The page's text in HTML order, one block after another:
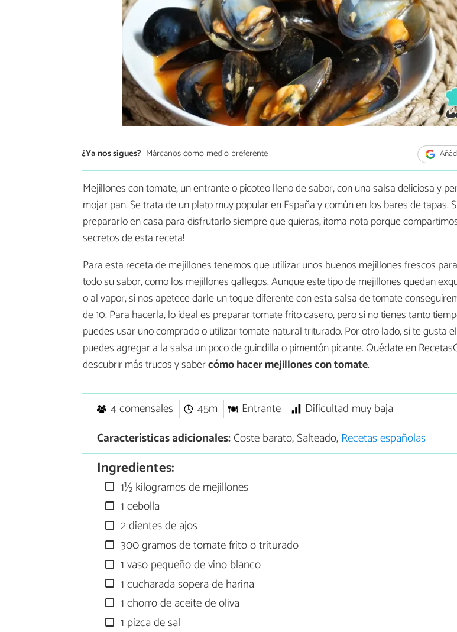
¿Ya nos sigues? Márcanos como medio preferente
Mejillones con tomate, un entrante o picoteo lleno de sabor, con una salsa deliciosa y
mojar pan. Se trata de un plato muy popular en España y común en los bares de tapas.
prepararlo en casa para disfrutarlo siempre que quieras, ¡toma nota porque
secretos de esta receta!
Para esta receta de mejillones tenemos que utilizar unos buenos mejillones frescos
todo su sabor, como los mejillones gallegos. Aunque este tipo de mejillones quedan
o al vapor, si nos apetece darle un toque diferente con esta salsa de tomate
de 10. Para hacerla, lo ideal es preparar tomate frito casero, pero si no tienes tanto
puedes usar uno comprado o utilizar tomate natural triturado. Por otro lado, si te gusta
puedes agregar a la salsa un poco de guindilla o pimentón picante. Quédate en
descubrir más trucos y sabercómo hacer mejillones con tomate.
4 comensales 45m Entrante
Dificultad muy baja
Características adicionales:Coste barato, Salteado,Recetas españolas
Ingredientes:
1½ kilogramos de mejillones
1 cebolla
2 dientes de ajos
300 gramos de tomate frito o triturado
1 vaso pequeño de vino blanco
1 cucharada sopera de harina
1 chorro de aceite de oliva
1 pizca de sal